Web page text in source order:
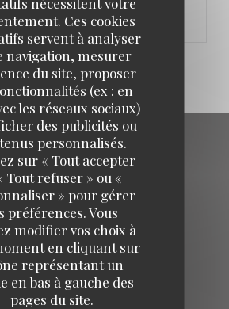
Ces cookies
servent à analyser
navigation, mesurer
du site, proposer
(ex : en
les réseaux sociaux)
des publicités ou
personnalisés.
sur « Tout accepter
Tout refuser » ou «
» pour gérer
préférences. Vous
modifier vos choix à
en cliquant sur
représentant un
en bas à gauche des
pages du site.
MERICOURT 75011 PARIS